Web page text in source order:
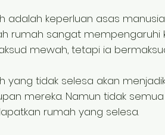
adalah keperluan asas
rumah sangat mempengaruhi
mewah, tetapi ia
yang tidak selesa akan
mereka. Namun tidak
rumah yang selesa.